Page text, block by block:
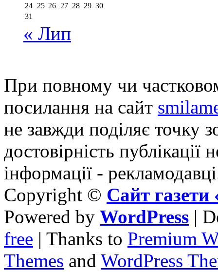
24 25 26 27 28 29 30
31
« Лип
При повному чи
посилання на сайт
не завжди поділяє точку
достовірність публікації
інформації -
Copyright © Сайт
Powered by WordPress |
free | Thanks to Premium
Themes and WordPress